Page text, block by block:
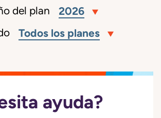
del plan 2026
Todos los planes
ayuda?